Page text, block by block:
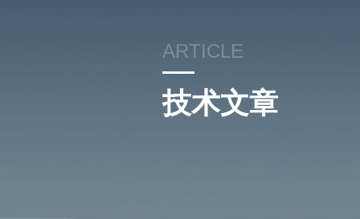
ARTICLE
技术文章